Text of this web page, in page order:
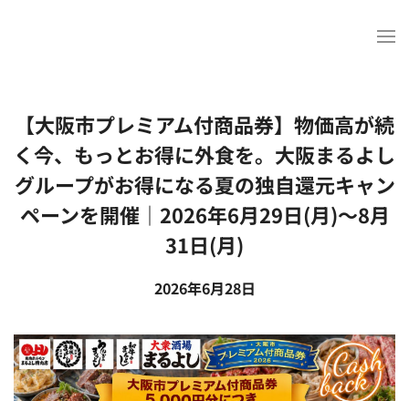
【大阪市プレミアム付商品券】物価高が続
く今、もっとお得に外食を。大阪まるよし
グループがお得になる夏の独自還元キャン
ペーンを開催｜2026年6月29日(月)〜8月
31日(月)
2026年6月28日